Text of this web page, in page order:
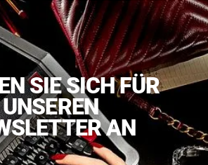
SIE SICH FÜR
UNSEREN
AN